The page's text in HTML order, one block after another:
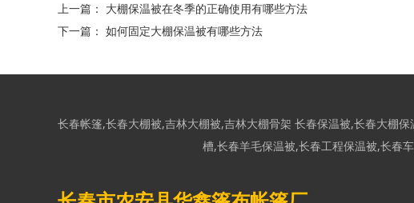
上一篇： 大棚保温被在冬季的正确使用有哪些方法
下一篇： 如何固定大棚保温被有哪些方法
长春帐篷,长春大棚被,吉林大棚被,吉林大棚骨架 长春保温被,长春大棚保
槽,长春羊毛保温被,长春工程保温被,长春